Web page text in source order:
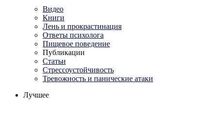
Видео
Книги
Лень и прокрастинация
Ответы психолога
Пищевое поведение
Публикации
Статьи
Стрессоустойчивость
Тревожность и панические атаки
Лучшее